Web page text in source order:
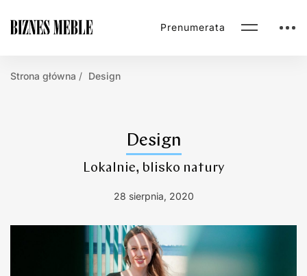
Prenumerata
Strona główna Design
Design
Lokalnie, blisko natury
28 sierpnia, 2020